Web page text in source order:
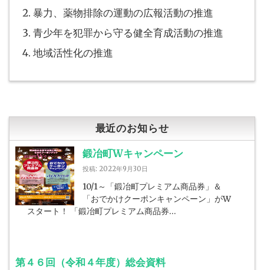
暴力、薬物排除の運動の広報活動の推進
青少年を犯罪から守る健全育成活動の推進
地域活性化の推進
最近のお知らせ
鍛冶町Wキャンペーン
投稿: 2022年9月30日
10/1～「鍛冶町プレミアム商品券」＆
「おでかけクーポンキャンペーン」がW
スタート！ 「鍛冶町プレミアム商品券…
第４６回（令和４年度）総会資料